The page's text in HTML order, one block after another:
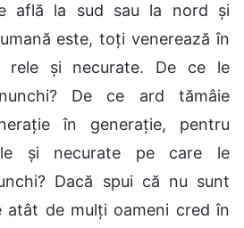
află la sud sau la nord și
este, toți venerează în
rele și necurate. De ce le
De ce ard tămâie
în generație, pentru
și necurate pe care le
Dacă spui că nu sunt
atât de mulți oameni cred în